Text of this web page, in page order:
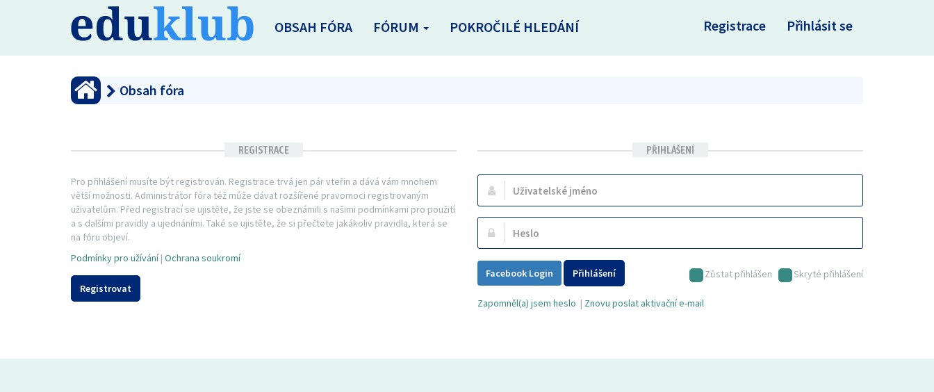
OBSAH FÓRA FÓRUM POKROČILÉ HLEDÁNÍ Registrace Přihlásit se
Obsah fóra
REGISTRACE
Pro přihlášení musíte být registrován. Registrace trvá jen pár vteřin a dává vám mnohem
větší možnosti. Administrátor fóra též může dávat rozšířené pravomoci registrovaným
uživatelům. Před registrací se ujistěte, že jste se obeznámili s našimi podmínkami pro použití
a s dalšími pravidly a ujednáními. Také se ujistěte, že si přečtete jakákoliv pravidla, která se
na fóru objeví.
Podmínky pro užívání| Ochrana soukromí
Registrovat
PŘIHLÁŠENÍ
Uživatelské
jméno:
Heslo:
Zůstat přihlášen Skryté přihlášení
Facebook Login Přihlášení
Zapomněl(a) jsem heslo | Znovu poslat aktivační e-mail